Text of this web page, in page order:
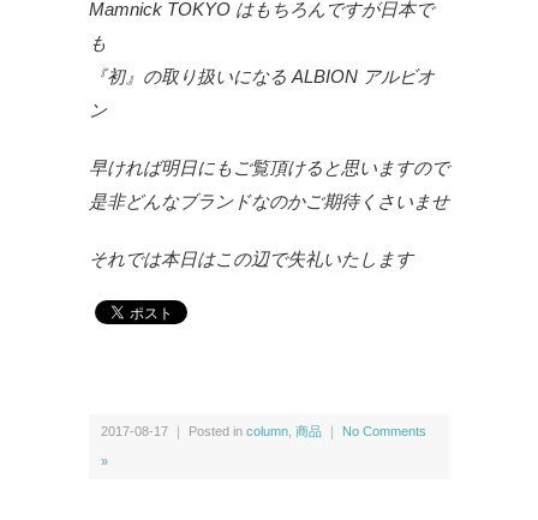
Mamnick TOKYO はもちろんですが日本で
も
『初』の取り扱いになる ALBION アルビオ
ン
早ければ明日にもご覧頂けると思いますので
是非どんなブランドなのかご期待くさいませ
それでは本日はこの辺で失礼いたします
2017-08-17 ｜ Posted in column 商品 ｜ No Comments
»